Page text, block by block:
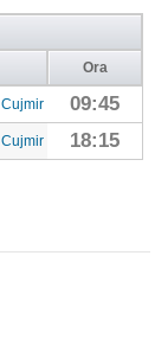
Ora
Cujmir 09:45
Cujmir 18:15